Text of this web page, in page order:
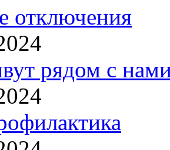
отключения
рядом с